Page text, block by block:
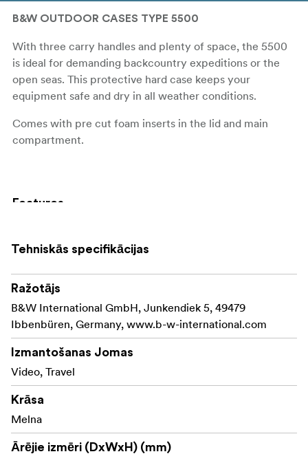
B&W OUTDOOR CASES TYPE 5500
With three carry handles and plenty of space, the 5500
is ideal for demanding backcountry expeditions or the
open seas. This protective hard case keeps your
equipment safe and dry in all weather conditions.
Comes with pre cut foam inserts in the lid and main
compartment.
Features
Case shell made of polypropylene
Temperature resistant from -30° up to +80° C
Rubberized handle
Two eyelets for padlocks
Optional accessories: carry strap, backpack system,
lid pocket, mesh bag and panel frame
Tehniskās specifikācijas
Ražotājs
B&W International GmbH, Junkendiek 5, 49479
Ibbenbüren, Germany, www.b-w-international.com
Izmantošanas Jomas
Video, Travel
Krāsa
Melna
Ārējie izmēri (DxWxH) (mm)